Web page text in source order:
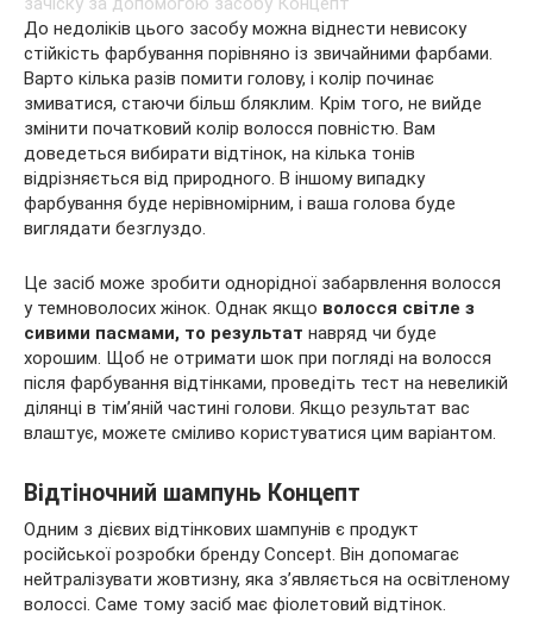
До недоліків цього засобу можна віднести невисоку
стійкість фарбування порівняно із звичайними фарбами.
Варто кілька разів помити голову, і колір починає
змиватися, стаючи більш бляклим. Крім того, не вийде
змінити початковий колір волосся повністю. Вам
доведеться вибирати відтінок, на кілька тонів
відрізняється від природного. В іншому випадку
фарбування буде нерівномірним, і ваша голова буде
виглядати безглуздо.
Це засіб може зробити однорідної забарвлення волосся
у темноволосих жінок. Однак якщо волосся світле з
сивими пасмами, то результат навряд чи буде
хорошим. Щоб не отримати шок при погляді на волосся
після фарбування відтінками, проведіть тест на невеликій
ділянці в тім’яній частині голови. Якщо результат вас
влаштує, можете сміливо користуватися цим варіантом.
Відтіночний шампунь Концепт
Одним з дієвих відтінкових шампунів є продукт
російської розробки бренду Concept. Він допомагає
нейтралізувати жовтизну, яка з’являється на освітленому
волоссі. Саме тому засіб має фіолетовий відтінок.